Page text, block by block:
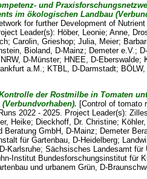
und
im ökologischen Landbau
for further Development of
Leader(s): Höber, Leonie;Anne,
;Carolin, Grieshop;Julia, Meier;
, Bioland, D-Mainz; Demeter e.V.;
D-Münster; HNEE, D-
a.M.; KTBL, D-Darmstadt;
der Rostmilbe in Tomaten
[Control of tomato
2022 - 2025. Project Leader(s):
Heike; Dieckhoff, Dr. Christine;
Beratung GmbH, D-Mainz; Demeter
für Gartenbau, D-Heidelberg;
Karlsruhe; Sächsisches Landesamt
Institut Bundesforschungsinstitut für
und urbanem Grün, D-